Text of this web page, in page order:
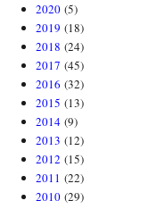
2020(5)
2019 (18)
2018 (24)
2017 (45)
2016 (32)
2015 (13)
2014(9)
2013 (12)
2012 (15)
2011 (22)
2010(29)